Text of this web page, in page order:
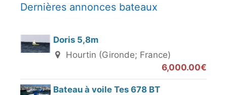
Dernières annonces bateaux
Doris 5,8m
Hourtin (Gironde; France)
6,000.00€
Bateau à voile Tes 678 BT